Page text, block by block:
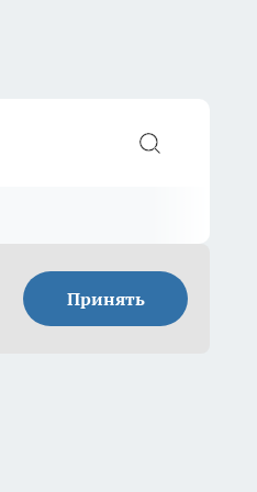
Принять